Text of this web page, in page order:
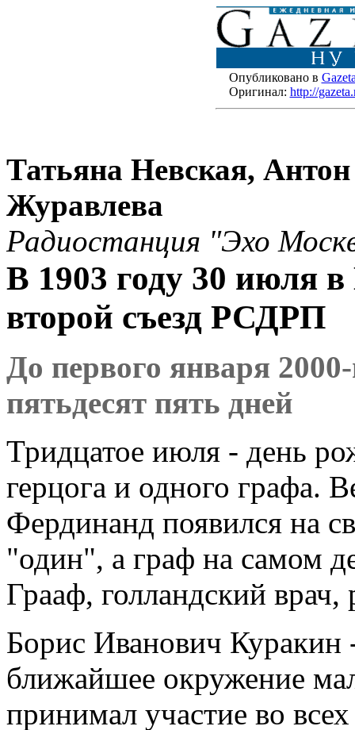
Опубликовано в
Оригинал: http://
Татьяна Невская,
Журавлева
Радиостанция "Эхо
В 1903 году 30 июля
второй съезд РСДРП
До первого января 2000-
пятьдесят пять дней
Тридцатое июля - день
герцога и одного графа.
Фердинанд появился на
"один", а граф на самом
Грааф, голландский
Борис Иванович Куракин
ближайшее окружение
принимал участие во